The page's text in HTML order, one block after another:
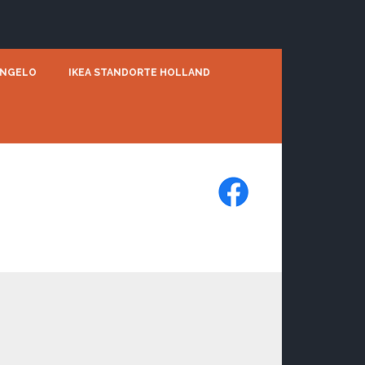
IKEA STANDORTE HOLLAND